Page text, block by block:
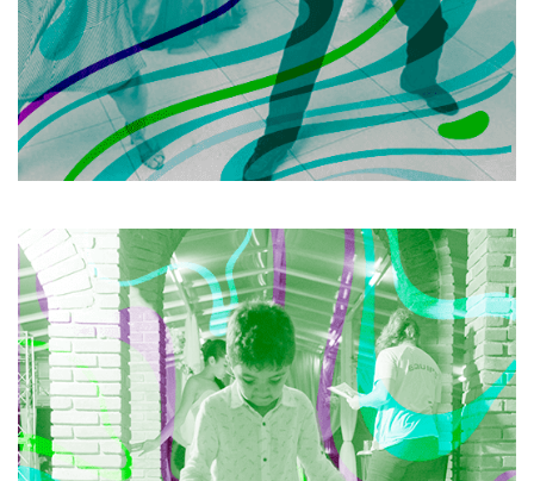
SAIBA MAIS
RECREAÇÃO INFANTIL EM
CASAMENTOS
Um espaço inteiramente desenvolvido para os seus